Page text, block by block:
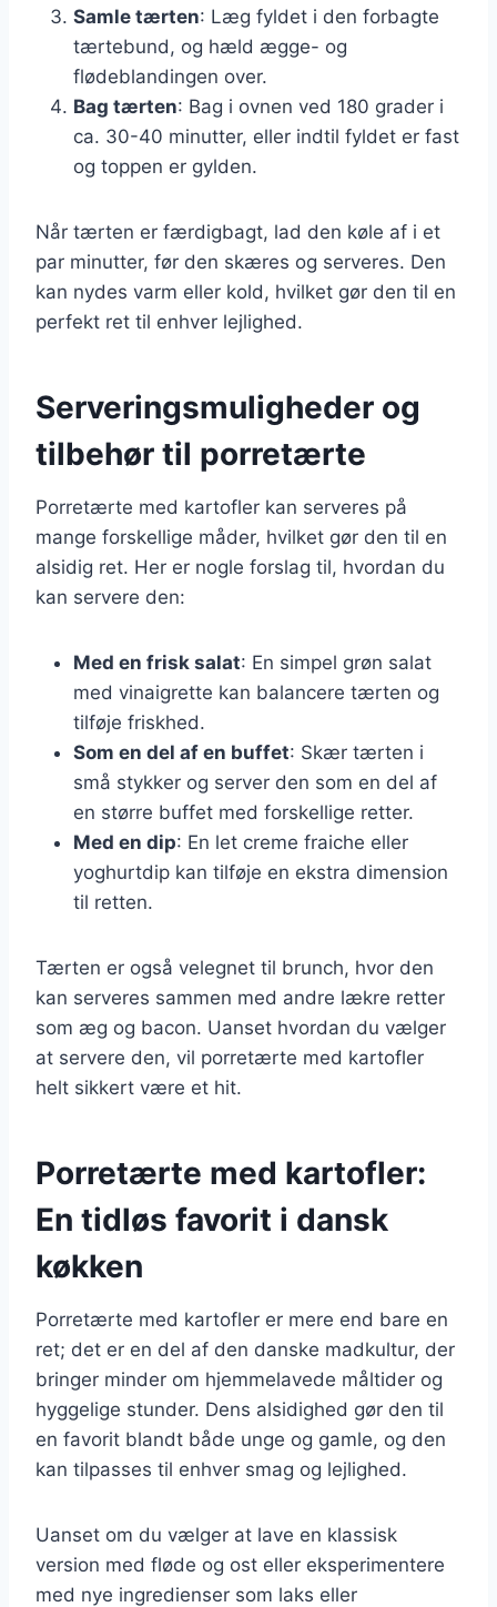
Samle tærten: Læg fyldet i den forbagte
tærtebund, og hæld ægge- og
flødeblandingen over.
Bag tærten: Bag i ovnen ved 180 grader i
ca. 30-40 minutter, eller indtil fyldet er fast
og toppen er gylden.
Når tærten er færdigbagt, lad den køle af i et
par minutter, før den skæres og serveres. Den
kan nydes varm eller kold, hvilket gør den til en
perfekt ret til enhver lejlighed.
Serveringsmuligheder og
tilbehør til porretærte
Porretærte med kartofler kan serveres på
mange forskellige måder, hvilket gør den til en
alsidig ret. Her er nogle forslag til, hvordan du
kan servere den:
Med en frisk salat: En simpel grøn salat
med vinaigrette kan balancere tærten og
tilføje friskhed.
Som en del af en buffet: Skær tærten i
små stykker og server den som en del af
en større buffet med forskellige retter.
Med en dip: En let creme fraiche eller
yoghurtdip kan tilføje en ekstra dimension
til retten.
Tærten er også velegnet til brunch, hvor den
kan serveres sammen med andre lækre retter
som æg og bacon. Uanset hvordan du vælger
at servere den, vil porretærte med kartofler
helt sikkert være et hit.
Porretærte med kartofler:
En tidløs favorit i dansk
køkken
Porretærte med kartofler er mere end bare en
ret; det er en del af den danske madkultur, der
bringer minder om hjemmelavede måltider og
hyggelige stunder. Dens alsidighed gør den til
en favorit blandt både unge og gamle, og den
kan tilpasses til enhver smag og lejlighed.
Uanset om du vælger at lave en klassisk
version med fløde og ost eller eksperimentere
med nye ingredienser som laks eller